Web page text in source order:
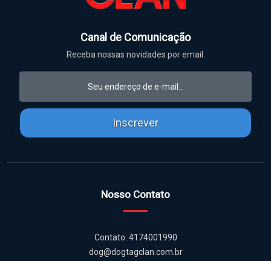
Inscrever
Nosso Contato
Contato: 4174001990